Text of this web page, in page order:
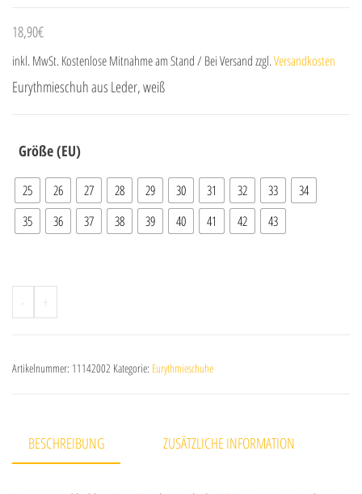
18,90€
inkl. MwSt.Kostenlose Mitnahme am Stand / Bei Versand zzgl.Versandkosten
Eurythmieschuh aus Leder, weiß
Größe (EU)
25 26 27 28 29 30 31 32 33
34
35
36 37 38 39 40 41 42 43
+
e
Artikelnummer: 11142002 Kategorie: Eurythmieschuhe
BESCHREIBUNG ZUSÄTZLICHE INFORMATION